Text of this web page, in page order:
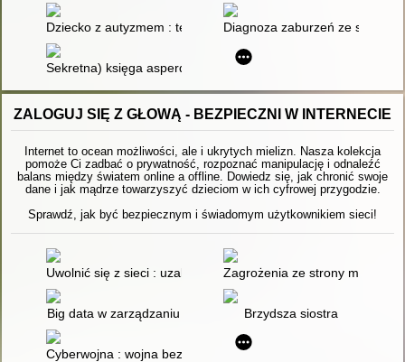
Dziecko z autyzmem : terapia deficytów poznawczych a teoria
Diagnoza zaburzeń ze
Sekretna) księga asperdzieciaka : poradnik dla młodzieży w
ZALOGUJ SIĘ Z GŁOWĄ - BEZPIECZNI W INTERNECIE
Internet to ocean możliwości, ale i ukrytych mielizn. Nasza kolekcja
pomoże Ci zadbać o prywatność, rozpoznać manipulację i odnaleźć
balans między światem online a offline. Dowiedz się, jak chronić swoje
dane i jak mądrze towarzyszyć dzieciom w ich cyfrowej przygodzie.
Sprawdź, jak być bezpiecznym i świadomym użytkownikiem sieci!
Uwolnić się z sieci : uzależnienie od internetuZagrożenia ze strony mediów
Big data w zarządzaniu Brzydsza siostra
Cyberwojna : wojna bez amunicji